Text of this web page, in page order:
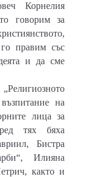
Корнелия
говорим за
правим със
и да сме
на
лица за
тях бяха
Бистра
Илияна
както и